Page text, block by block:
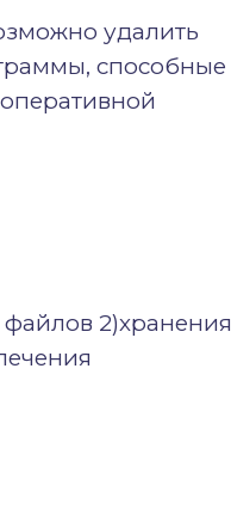
удалить
способные
2)хранения